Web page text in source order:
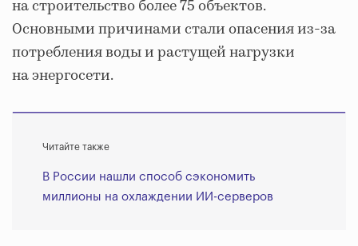
на строительство более 75 объектов.
Основными причинами стали опасения из-за
потребления воды и растущей нагрузки
на энергосети.
Читайте также
В России нашли способ сэкономить
миллионы на охлаждении ИИ-серверов